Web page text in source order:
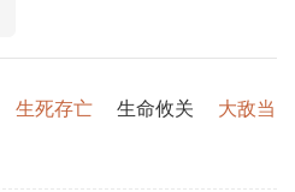
生死存亡 生命攸关 大敌当